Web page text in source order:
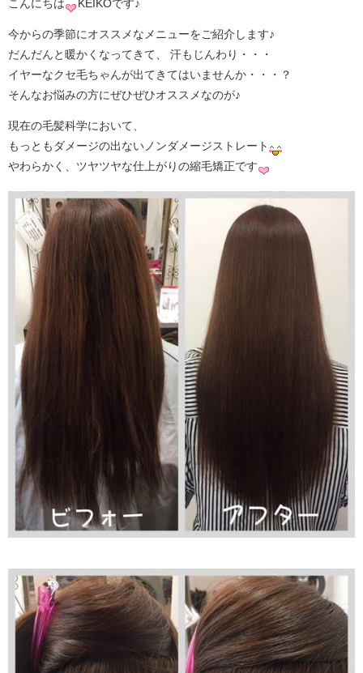
こんにちは KEIKOです♪
今からの季節にオススメなメニューをご紹介します♪
だんだんと暖かくなってきて、 汗もじんわり・・・
イヤーなクセ毛ちゃんが出てきてはいませんか・・・？
そんなお悩みの方にぜひぜひオススメなのが♪
現在の毛髪科学において、
もっともダメージの出ないノンダメージストレート
やわらかく、ツヤツヤな仕上がりの縮毛矯正です